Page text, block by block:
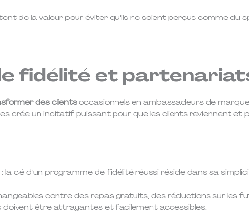
de la valeur pour éviter qu’ils ne soient perçus comme du
fidélité et
des clients occasionnels en ambassadeurs de
crée un incitatif puissant pour que les clients reviennent et
la clé d’un programme de fidélité réussi réside dans sa
contre des repas gratuits, des réductions sur les
doivent être attrayantes et facilement accessibles.